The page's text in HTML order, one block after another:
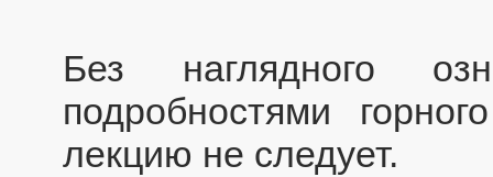
Без наглядного
подробностями
лекцию не следует.